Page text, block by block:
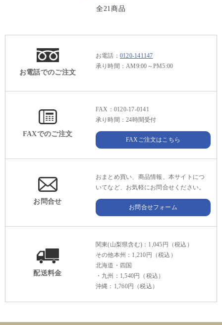
全21 商品
お電話でのご注文
お電話： 0120-141147
承り時間：AM9:00～PM5:00
FAXでのご注文
FAX：0120-17-0141
承り時間：24時間受付
FAXご注文はこちら
お問合せ
おまとめ買い、商品情報、本サイトにつ
いてなど、お気軽にお問合せください。
お問合せフォーム
配送料金
関東(山梨県含む)：1,045円（税込）
その他本州：1,210円（税込）
北海道・四国
・九州：1,540円（税込）
沖縄：1,760円（税込）